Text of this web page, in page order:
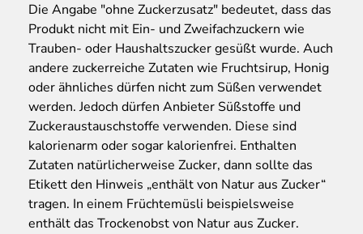
Die Angabe "ohne Zuckerzusatz" bedeutet, dass das
Produkt nicht mit Ein- und Zweifachzuckern wie
Trauben- oder Haushaltszucker gesüßt wurde. Auch
andere zuckerreiche Zutaten wie Fruchtsirup, Honig
oder ähnliches dürfen nicht zum Süßen verwendet
werden. Jedoch dürfen Anbieter Süßstoffe und
Zuckeraustauschstoffe verwenden. Diese sind
kalorienarm oder sogar kalorienfrei. Enthalten
Zutaten natürlicherweise Zucker, dann sollte das
Etikett den Hinweis „enthält von Natur aus Zucker“
tragen. In einem Früchtemüsli beispielsweise
enthält das Trockenobst von Natur aus Zucker.